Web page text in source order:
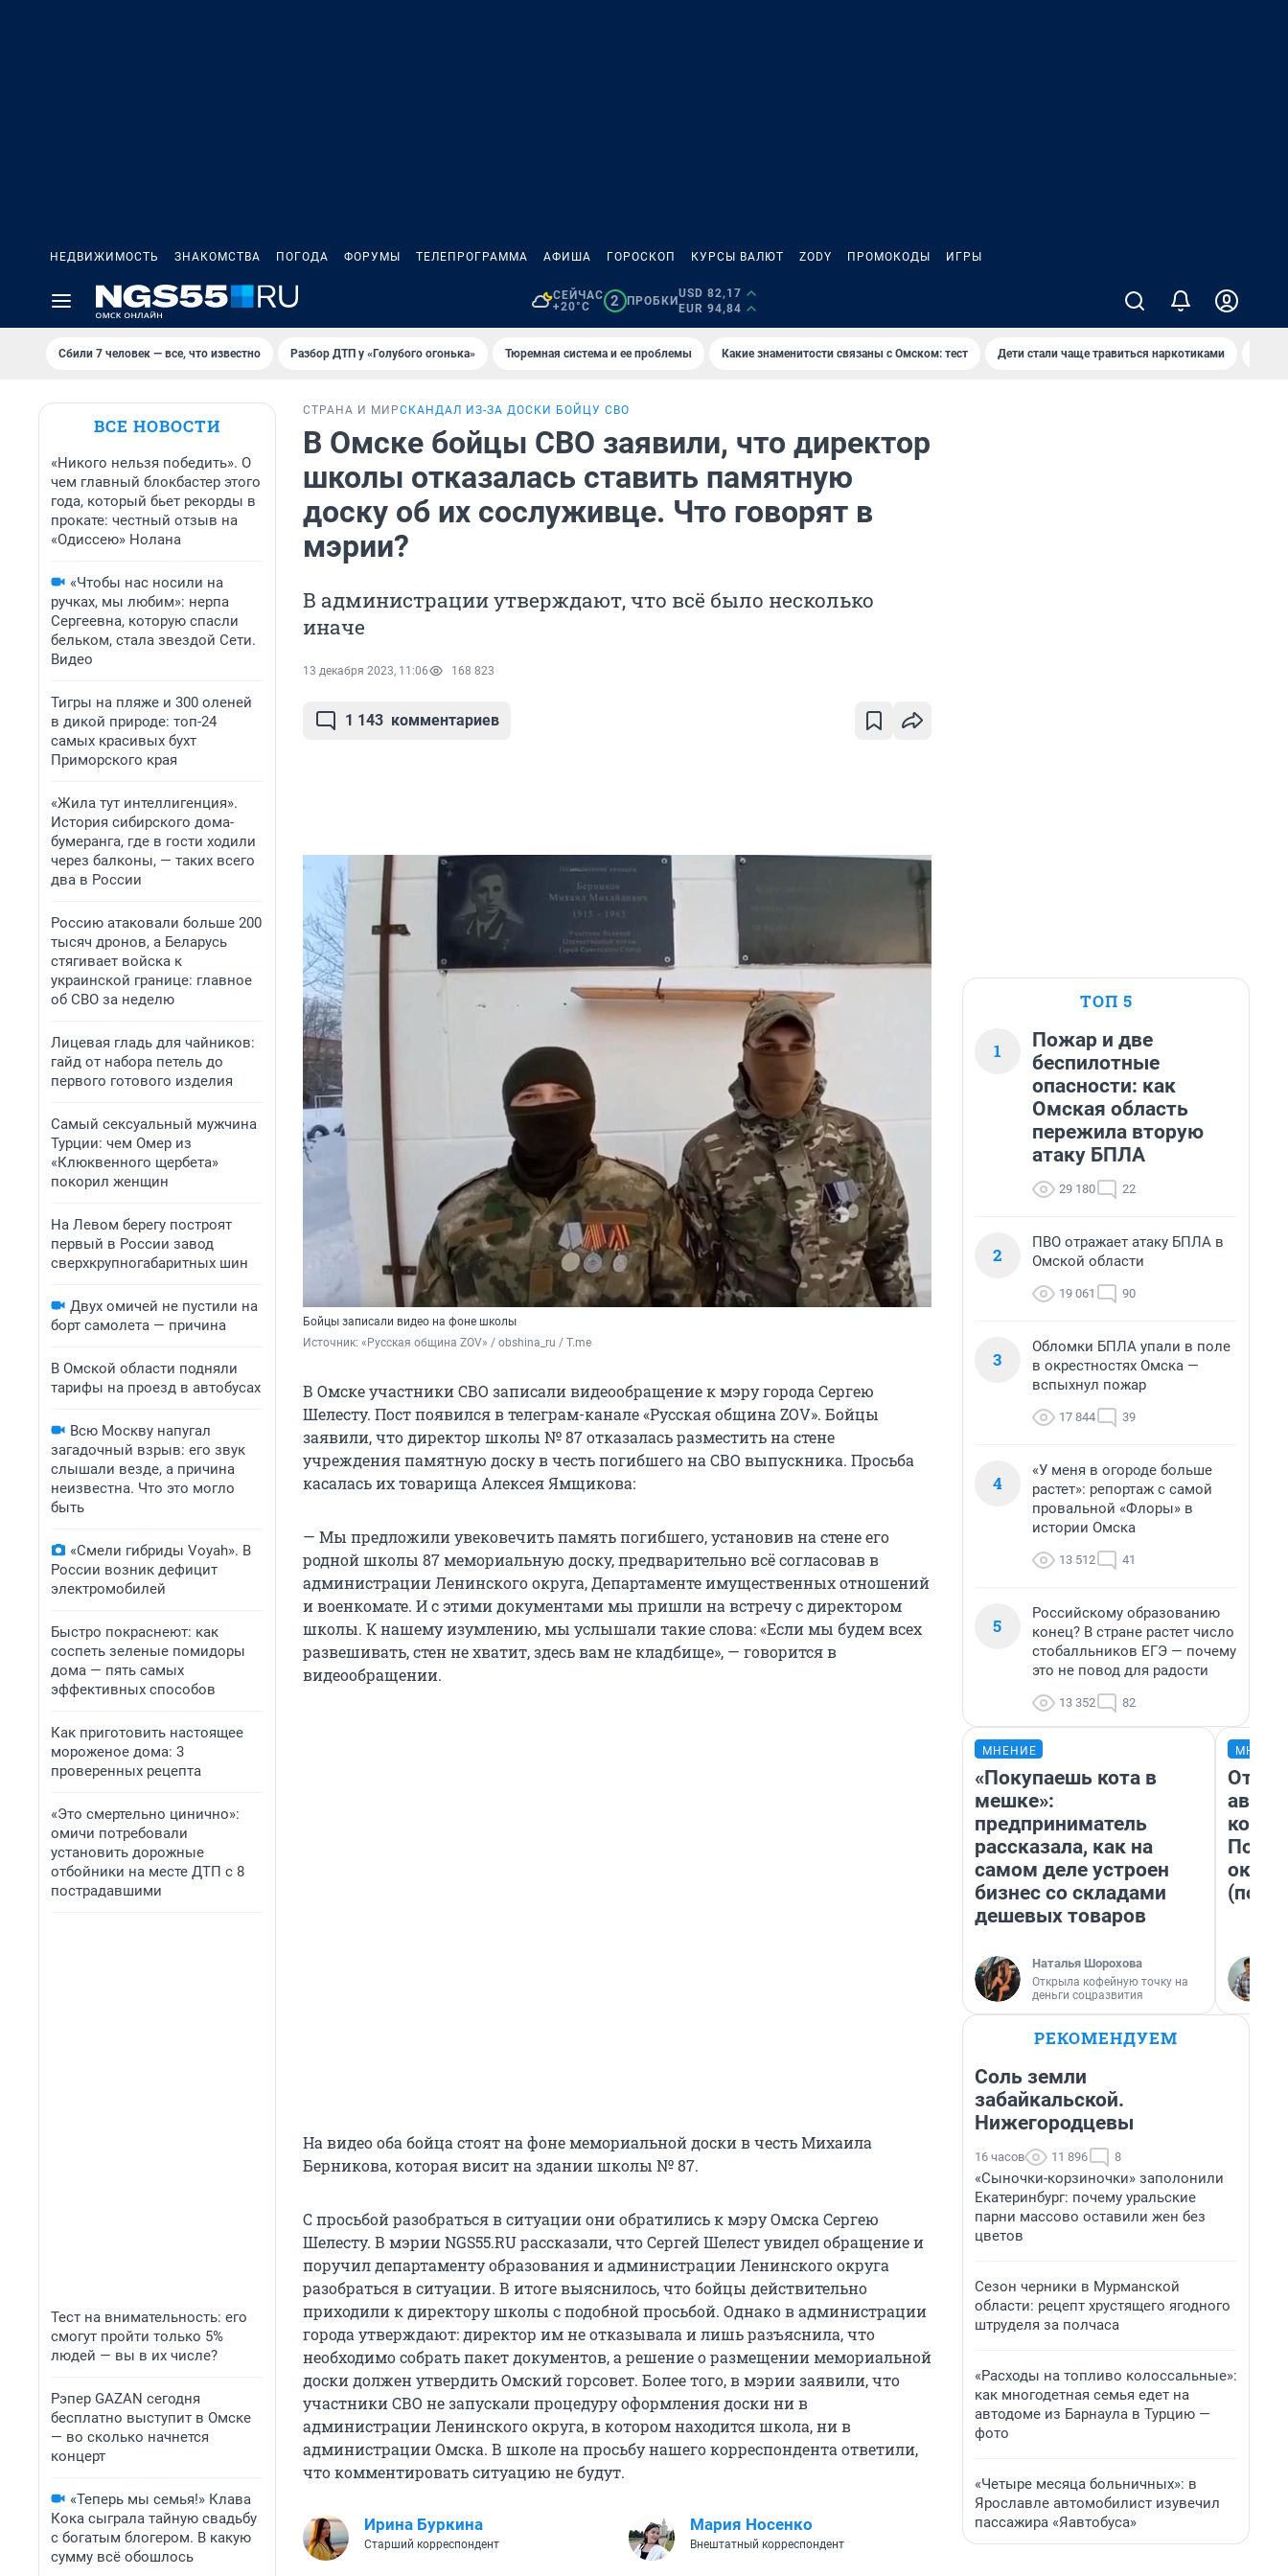
НЕДВИЖИМОСТЬ ЗНАКОМСТВА ПОГОДА ФОРУМЫ ТЕЛЕПРОГРАММА АФИША ГОРОСКОП КУРСЫ ВАЛЮТ ZODY ПРОМОКОДЫ ИГРЫ
СЕЙЧАС
+20°C
2 ПРОБКИ
USD 82,17
EUR 94,84
Сбили 7 человек — все, что известно Разбор ДТП у «Голубого огонька» Тюремная система и ее проблемы Какие знаменитости связаны с Омском: тест Дети стали чаще травиться наркотиками
ВСЕ НОВОСТИ
«Никого нельзя победить». О
чем главный блокбастер этого
года, который бьет рекорды в
прокате: честный отзыв на
«Одиссею» Нолана
«Чтобы нас носили на
ручках, мы любим»: нерпа
Сергеевна, которую спасли
бельком, стала звездой Сети.
Видео
Тигры на пляже и 300 оленей
в дикой природе: топ-24
самых красивых бухт
Приморского края
«Жила тут интеллигенция».
История сибирского дома-
бумеранга, где в гости ходили
через балконы, — таких всего
два в России
Россию атаковали больше 200
тысяч дронов, а Беларусь
стягивает войска к
украинской границе: главное
об СВО за неделю
Лицевая гладь для чайников:
гайд от набора петель до
первого готового изделия
Самый сексуальный мужчина
Турции: чем Омер из
«Клюквенного щербета»
покорил женщин
На Левом берегу построят
первый в России завод
сверхкрупногабаритных шин
Двух омичей не пустили на
борт самолета — причина
В Омской области подняли
тарифы на проезд в автобусах
Всю Москву напугал
загадочный взрыв: его звук
слышали везде, а причина
неизвестна. Что это могло
быть
«Смели гибриды Voyah». В
России возник дефицит
электромобилей
Быстро покраснеют: как
соспеть зеленые помидоры
дома — пять самых
эффективных способов
Как приготовить настоящее
мороженое дома: 3
проверенных рецепта
«Это смертельно цинично»:
омичи потребовали
установить дорожные
отбойники на месте ДТП с 8
пострадавшими
Тест на внимательность: его
смогут пройти только 5%
людей — вы в их числе?
Рэпер GAZAN сегодня
бесплатно выступит в Омске
— во сколько начнется
концерт
«Теперь мы семья!» Клава
Кока сыграла тайную свадьбу
с богатым блогером. В какую
сумму всё обошлось
СТРАНА И МИРСКАНДАЛ ИЗ-ЗА ДОСКИ БОЙЦУ СВО
В Омске бойцы СВО заявили, что директор
школы отказалась ставить памятную
доску об их сослуживце. Что говорят в
мэрии?
В администрации утверждают, что всё было несколько
иначе
13 декабря 2023, 11:06 168 823
1 143 комментариев
Бойцы записали видео на фоне школы
Источник: «Русская община ZOV» / obshina_ru / T.me
В Омске участники СВО записали видеообращение к мэру города Сергею
Шелесту. Пост появился в телеграм-канале «Русская община ZOV». Бойцы
заявили, что директор школы № 87 отказалась разместить на стене
учреждения памятную доску в честь погибшего на СВО выпускника. Просьба
касалась их товарища Алексея Ямщикова:
— Мы предложили увековечить память погибшего, установив на стене его
родной школы 87 мемориальную доску, предварительно всё согласовав в
администрации Ленинского округа, Департаменте имущественных отношений
и военкомате. И с этими документами мы пришли на встречу с директором
школы. К нашему изумлению, мы услышали такие слова: «Если мы будем всех
развешивать, стен не хватит, здесь вам не кладбище», — говорится в
видеообращении.
На видео оба бойца стоят на фоне мемориальной доски в честь Михаила
Берникова, которая висит на здании школы № 87.
С просьбой разобраться в ситуации они обратились к мэру Омска Сергею
Шелесту. В мэрии NGS55.RU рассказали, что Сергей Шелест увидел обращение и
поручил департаменту образования и администрации Ленинского округа
разобраться в ситуации. В итоге выяснилось, что бойцы действительно
приходили к директору школы с подобной просьбой. Однако в администрации
города утверждают: директор им не отказывала и лишь разъяснила, что
необходимо собрать пакет документов, а решение о размещении мемориальной
доски должен утвердить Омский горсовет. Более того, в мэрии заявили, что
участники СВО не запускали процедуру оформления доски ни в
администрации Ленинского округа, в котором находится школа, ни в
администрации Омска. В школе на просьбу нашего корреспондента ответили,
что комментировать ситуацию не будут.
Ирина Буркина
Старший корреспондент
Мария Носенко
Внештатный корреспондент
ТОП 5
1
Пожар и две
беспилотные
опасности: как
Омская область
пережила вторую
атаку БПЛА
29 180 22
2
ПВО отражает атаку БПЛА в
Омской области
19 061 90
3
Обломки БПЛА упали в поле
в окрестностях Омска —
вспыхнул пожар
17 844 39
4
«У меня в огороде больше
растет»: репортаж с самой
провальной «Флоры» в
истории Омска
13 512 41
5
Российскому образованию
конец? В стране растет число
стобалльников ЕГЭ — почему
это не повод для радости
13 352 82
МНЕНИЕ
«Покупаешь кота в
мешке»:
предприниматель
рассказала, как на
самом деле устроен
бизнес со складами
дешевых товаров
Наталья Шорохова
Открыла кофейную точку на
деньги соцразвития
От
РЕКОМЕНДУЕМ
Соль земли
забайкальской.
Нижегородцевы
16 часов 11 896 8
«Сыночки-корзиночки» заполонили
Екатеринбург: почему уральские
парни массово оставили жен без
цветов
Сезон черники в Мурманской
области: рецепт хрустящего ягодного
штруделя за полчаса
«Расходы на топливо колоссальные»:
как многодетная семья едет на
автодоме из Барнаула в Турцию —
фото
«Четыре месяца больничных»: в
Ярославле автомобилист изувечил
пассажира «Яавтобуса»